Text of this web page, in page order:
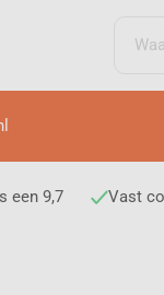
een 9,7 Vast